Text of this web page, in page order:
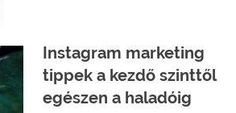
Instagram marketing
tippek a kezdő szinttől
egészen a haladóig